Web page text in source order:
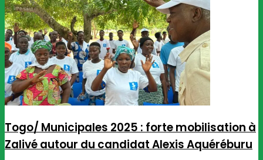
Togo/ Municipales 2025 : forte mobilisation à
Zalivé autour du candidat Alexis Aquéréburu